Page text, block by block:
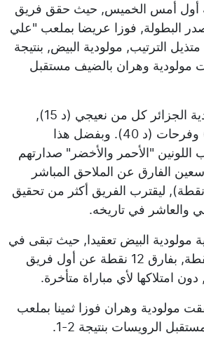
أول أمس الخميس, حيث حقق فريق
البطولة, فوزا عريضا بملعب "علي
الترتيب, مولودية البيض, بنتيجة
مولودية وهران بالضيف مستقبل
وسجل أهداف مولودية الجزائر كل من نعيجي (د 15),
كيبري جونيور (د 19) وفرحات (د 40). وبفضل هذا
اللونين "الأحمر والأخضر" صدارتهم
موسعين الفارق عن الملاحق المباشر
شبيبة الساورة (44 نقطة), ليقترب الفريق أكثر من تحقيق
والعاشر في تاريخه.
مولودية البيض تعقيدا, حيث تبقى في
المركز الأخير بـ15 نقطة, بفارق 12 نقطة عن أول فريق
امتلاكها لأي مباراة متأخرة.
مولودية وهران فوزا ثمينا بملعب
الرويسات بنتيجة 2-1.